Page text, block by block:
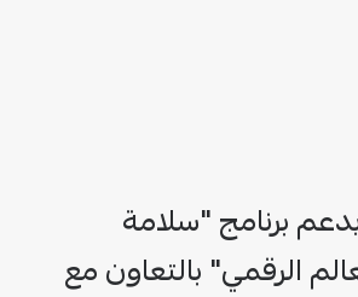
يدعم برنامج "سلامة
الرقمي" بالتعاون مع